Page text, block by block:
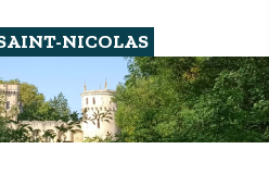
NICOLAS